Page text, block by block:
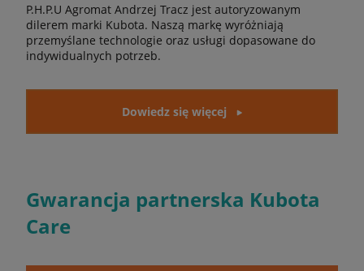
P.H.P.U Agromat Andrzej Tracz jest autoryzowanym
dilerem marki Kubota. Naszą markę wyróżniają
przemyślane technologie oraz usługi dopasowane do
indywidualnych potrzeb.
Dowiedz się więcej
Gwarancja partnerska Kubota
Care